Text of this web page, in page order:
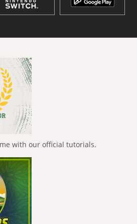
with our official tutorials.